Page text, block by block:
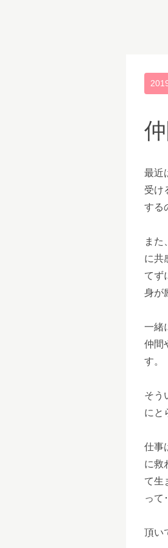
最近
受け
する
また
に共
てず
身が
一緒
仲間
す。
そう
にと
仕事
に救
て生
って
頂い